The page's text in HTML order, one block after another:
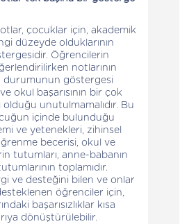
çocuklar için, akademik
düzeyde olduklarının
Öğrencilerin
notlarının
durumunun göstergesi
ve okul başarısının bir çok
olduğu unutulmamalıdır. Bu
içinde bulunduğu
ve yetenekleri, zihinsel
becerisi, okul ve
tutumları, anne-babanın
toplamıdır.
ve desteğini bilen ve onlar
öğrenciler için,
başarısızlıklar kısa
dönüştürülebilir.